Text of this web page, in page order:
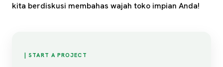
kita berdiskusi membahas wajah toko impian Anda!
| START A PROJECT